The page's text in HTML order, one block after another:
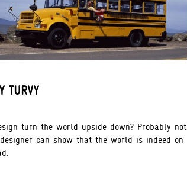
TURVY
turn the world upside down? Probably not.
can show that the world is indeed on